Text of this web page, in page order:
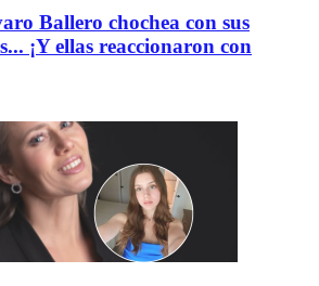
Ballero chochea con sus
¡Y ellas reaccionaron con